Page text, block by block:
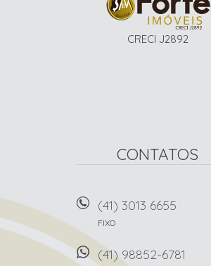
CRECI J2892
CONTATOS
(41) 3013 6655
FIXO
(41) 98852-6781